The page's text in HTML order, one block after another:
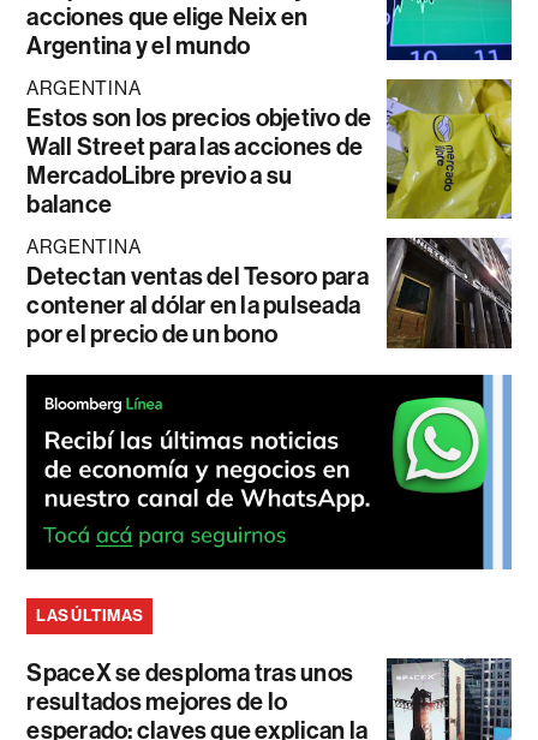
acciones que elige Neix en
Argentina y el mundo
ARGENTINA
Estos son los precios objetivo de
Wall Street para las acciones de
MercadoLibre previo a su
balance
ARGENTINA
Detectan ventas del Tesoro para
contener al dólar en la pulseada
por el precio de un bono
LAS ÚLTIMAS
SpaceX se desploma tras unos
resultados mejores de lo
esperado: claves que explican la